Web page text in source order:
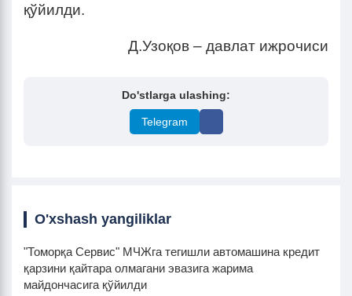
қўйилди.
Д.Узоқов – давлат ижрочиси
Do'stlarga ulashing:
Telegram
O'xshash yangiliklar
"Томорқа Сервис" МЧЖга тегишли автомашина кредит
қарзини қайтара олмагани эвазига жарима
майдончасига қўйилди